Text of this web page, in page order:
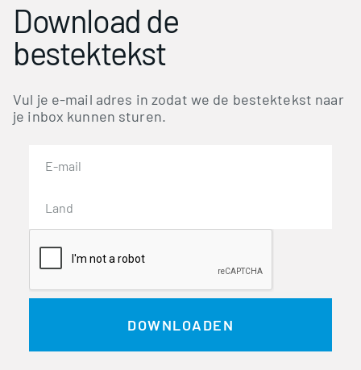
Download de
bestektekst
Vul je e-mail adres in zodat we de bestektekst naar
je inbox kunnen sturen.